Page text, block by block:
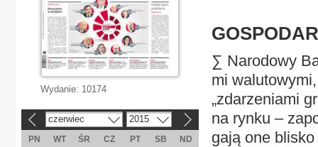
∑ Na­ro­do­wy
mi
„zda­rze­nia­mi
na ryn­ku –
ga­ją one
Wydanie: 10174
czerwiec 2015
PN WT ŚR CZ PT SB
ND